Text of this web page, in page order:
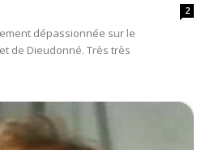
2
dépassionnée sur le
de Dieudonné. Très très